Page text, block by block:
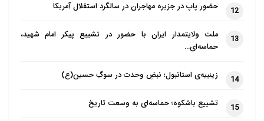
12 حضور پاپ در جزیره مهاجران در سالگرد استقلال آمریکا
13
ملت ولایتمدار ایران با حضور در تشییع پیکر امام شهید،
حماسه‌ای…
14 زینبیه‌ی استانبول؛ نبضِ وحدت در سوگِ حسین(ع)
15 تشییع باشکوه؛ حماسه‌ای به وسعت تاریخ